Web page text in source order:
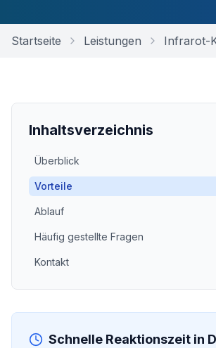
Startseite Leistungen Infrarot-
Inhaltsverzeichnis
Überblick
Vorteile
Ablauf
Häufig gestellte Fragen
Kontakt
Schnelle Reaktionszeit in